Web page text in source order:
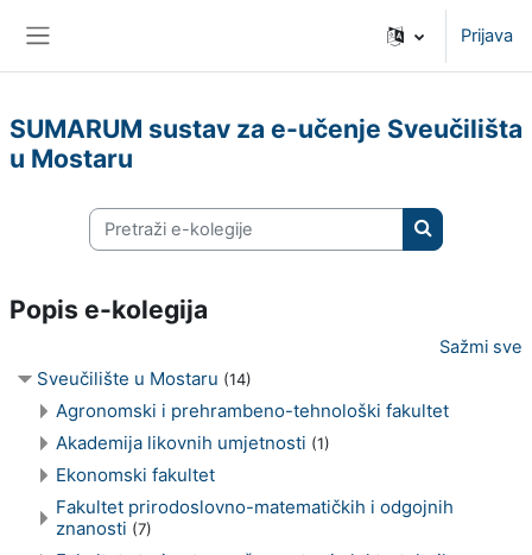
Prijava
SUMARUM sustav za e-učenje Sveučilišta
u Mostaru
Pretraži e-kolegije
Pretraži e-
Popis e-kolegija
Sažmi sve
Sveučilište u Mostaru (14)
Agronomski i prehrambeno-tehnološki fakultet
Akademija likovnih umjetnosti (1)
Ekonomski fakultet
Fakultet prirodoslovno-matematičkih i odgojnih
znanosti (7)